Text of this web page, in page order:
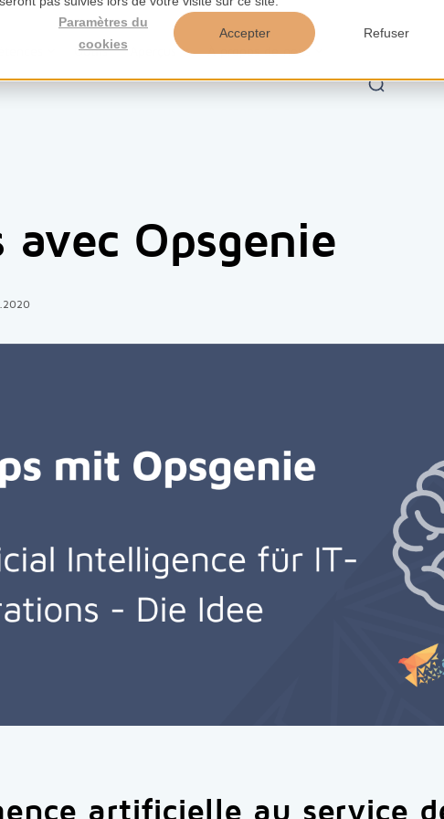
Paramètres du
cookies
Accepter Refuser
Outils À propos de nous
avec Opsgenie
artificielle au service